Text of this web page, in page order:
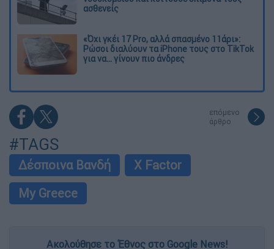
ασθενείς
«Όχι γκέι 17 Pro, αλλά σπασμένο 11άρι»:
Ρώσοι διαλύουν τα iPhone τους στο TikTok
για να... γίνουν πιο άνδρες
επόμενο
άρθρο
#TAGS
Δέσποινα Βανδή
X Factor
My Greece
Ακολούθησε το Έθνος στο Google News!